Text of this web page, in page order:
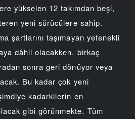
yükselen 12 takımdan beşi,
yeni sürücülere sahip.
şartlarını taşımayan yetenekli
dâhil olacakken, birkaç
sonra geri dönüyor veya
Bu kadar çok yeni
kadarkilerin en
gibi görünmekte. Tüm